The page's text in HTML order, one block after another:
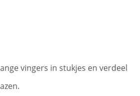
vingers in stukjes en verdeel